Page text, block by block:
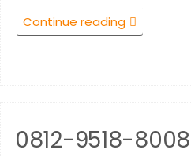
Continue reading “0812-
9518-
Barito
0812-9518-